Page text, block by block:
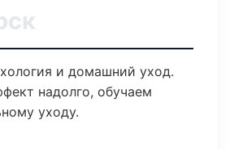
и домашний уход.
надолго, обучаем
уходу.